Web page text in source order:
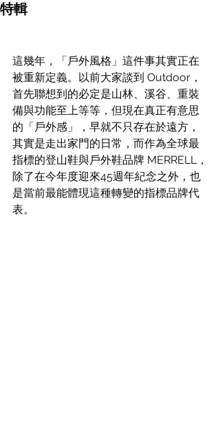
特輯
這幾年，「戶外風格」這件事其實正在
被重新定義。以前大家談到 Outdoor，
首先聯想到的必定是山林、溪谷、重裝
備與功能至上等等，但現在真正有意思
的「戶外感」，早就不只存在於遠方，
其實是走出家門的日常，而作為全球最
指標的登山鞋與戶外鞋品牌 MERRELL，
除了在今年度迎來45週年紀念之外，也
是當前最能體現這種轉變的指標品牌代
表。